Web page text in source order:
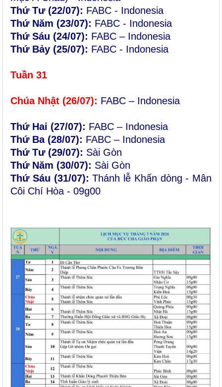
Thứ Tư (22/07): FABC - Indonesia
Thứ Năm (23/07): FABC - Indonesia
Thứ Sáu (24/07): FABC – Indonesia
Thứ Bảy (25/07): FABC - Indonesia
Tuần 31
Chúa Nhật (26/07): FABC – Indonesia
Thứ Hai (27/07): FABC – Indonesia
Thứ Ba (28/07): FABC – Indonesia
Thứ Tư (29/07): Sài Gòn
Thứ Năm (30/07): Sài Gòn
Thứ Sáu (31/07): Thánh lễ Khấn dòng - Mân
Côi Chí Hòa - 09g00